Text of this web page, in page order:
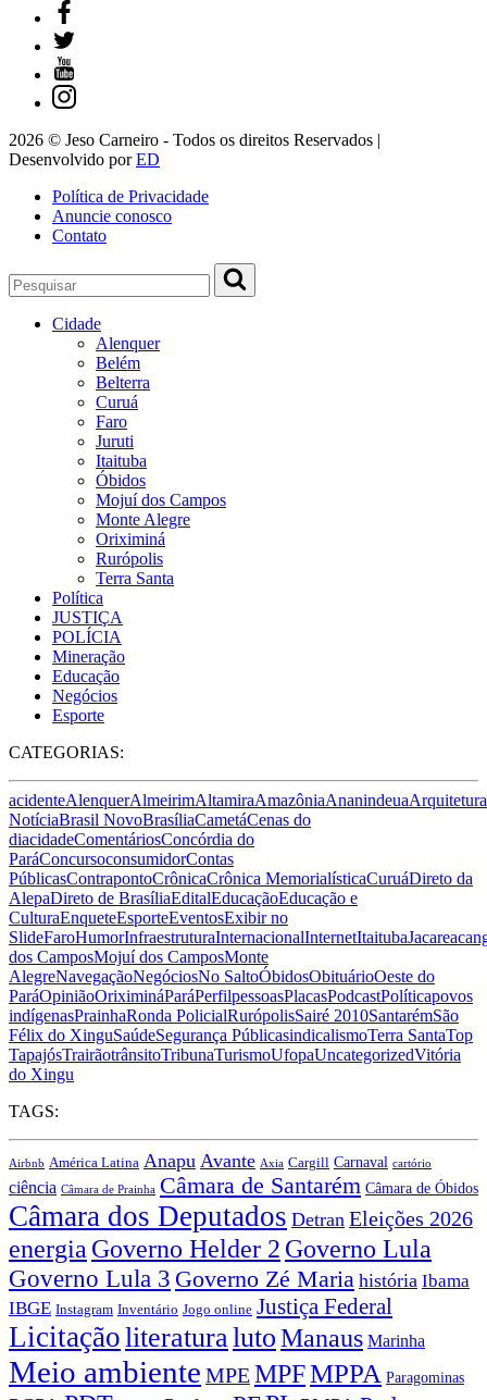
2026 © Jeso Carneiro - Todos os direitos Reservados |
Desenvolvido porED
Política de Privacidade
Anuncie conosco
Contato
Cidade
Alenquer
Belém
Belterra
Curuá
Faro
Juruti
Itaituba
Óbidos
Mojuí dos Campos
Monte Alegre
Oriximiná
Rurópolis
Terra Santa
Política
JUSTIÇA
POLÍCIA
Mineração
Educação
Negócios
Esporte
CATEGORIAS:
acidenteAlenquerAlmeirimAltamiraAmazôniaAnanindeuaArquitetura
NotíciaBrasil NovoBrasíliaCametáCenas do
diacidadeComentáriosConcórdia do
ParáConcursoconsumidorContas
PúblicasContrapontoCrônicaCrônica MemorialísticaCuruáDireto da
AlepaDireto de BrasíliaEditalEducaçãoEducação e
CulturaEnqueteEsporteEventosExibir no
SlideFaroHumorInfraestruturaInternacionalInternetItaituba
dos CamposMojuí dos CamposMonte
AlegreNavegaçãoNegóciosNo SaltoÓbidosObituárioOeste do
ParáOpiniãoOriximináParáPerfilpessoasPlacasPodcastPolíticapovos
indígenasPrainhaRonda PolicialRurópolisSairé 2010SantarémSão
Félix do XinguSaúdeSegurança PúblicasindicalismoTerra SantaTop
TapajósTrairãotrânsitoTribunaTurismoUfopaUncategorizedVitória
do Xingu
TAGS:
Airbnb América Latina Anapu Avante Axia Cargill Carnaval cartório
ciência Câmara de Prainha Câmara de Santarém Câmara de Óbidos
Câmara dos Deputados Detran Eleições 2026
energia Governo Helder 2 Governo Lula
Governo Lula 3 Governo Zé Maria história Ibama
IBGE Instagram Inventário Jogo online Justiça Federal
LicitaçãoliteraturalutoManaus Marinha
Meio ambiente MPEMPFMPPA Paragominas